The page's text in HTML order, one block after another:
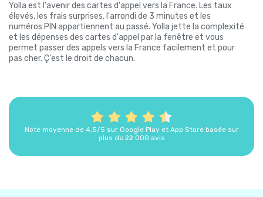
Yolla est l'avenir des cartes d'appel vers la France. Les taux
élevés, les frais surprises, l'arrondi de 3 minutes et les
numéros PIN appartiennent au passé. Yolla jette la complexité
et les dépenses des cartes d'appel par la fenêtre et vous
permet passer des appels vers la France facilement et pour
pas cher. Ç'est le droit de chacun.
Note moyenne de 4,5/5 sur Google Play et App Store basée sur
plus de 22 000 avis